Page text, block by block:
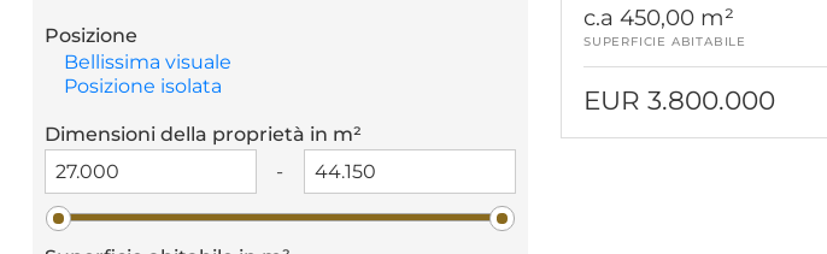
Posizione
Bellissima visuale
Posizione isolata
Dimensioni della proprietà in m²
-
c.a 450,00 m²
SUPERFICIE ABITABILE
EUR 3.800.000